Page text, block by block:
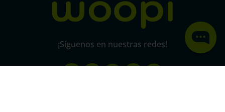
¡Síguenos en nuestras redes!